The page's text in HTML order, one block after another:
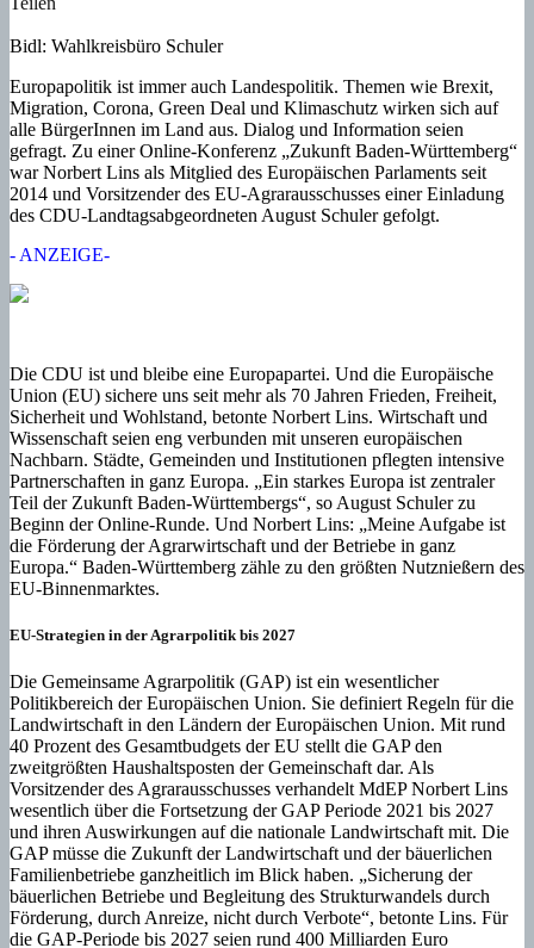
Bidl: Wahlkreisbüro Schuler
Europapolitik ist immer auch Landespolitik. Themen wie Brexit,
Migration, Corona, Green Deal und Klimaschutz wirken sich auf
alle BürgerInnen im Land aus. Dialog und Information seien
gefragt. Zu einer Online-Konferenz „Zukunft Baden-Württemberg“
war Norbert Lins als Mitglied des Europäischen Parlaments seit
2014 und Vorsitzender des EU-Agrarausschusses einer Einladung
des CDU-Landtagsabgeordneten August Schuler gefolgt.
- ANZEIGE-
Die CDU ist und bleibe eine Europapartei. Und die Europäische
Union (EU) sichere uns seit mehr als 70 Jahren Frieden, Freiheit,
Sicherheit und Wohlstand, betonte Norbert Lins. Wirtschaft und
Wissenschaft seien eng verbunden mit unseren europäischen
Nachbarn. Städte, Gemeinden und Institutionen pflegten intensive
Partnerschaften in ganz Europa. „Ein starkes Europa ist zentraler
Teil der Zukunft Baden-Württembergs“, so August Schuler zu
Beginn der Online-Runde. Und Norbert Lins: „Meine Aufgabe ist
die Förderung der Agrarwirtschaft und der Betriebe in ganz
Europa.“ Baden-Württemberg zähle zu den größten Nutznießern des
EU-Binnenmarktes.
EU-Strategien in der Agrarpolitik bis 2027
Die Gemeinsame Agrarpolitik (GAP) ist ein wesentlicher
Politikbereich der Europäischen Union. Sie definiert Regeln für die
Landwirtschaft in den Ländern der Europäischen Union. Mit rund
40 Prozent des Gesamtbudgets der EU stellt die GAP den
zweitgrößten Haushaltsposten der Gemeinschaft dar. Als
Vorsitzender des Agrarausschusses verhandelt MdEP Norbert Lins
wesentlich über die Fortsetzung der GAP Periode 2021 bis 2027
und ihren Auswirkungen auf die nationale Landwirtschaft mit. Die
GAP müsse die Zukunft der Landwirtschaft und der bäuerlichen
Familienbetriebe ganzheitlich im Blick haben. „Sicherung der
bäuerlichen Betriebe und Begleitung des Strukturwandels durch
Förderung, durch Anreize, nicht durch Verbote“, betonte Lins. Für
die GAP-Periode bis 2027 seien rund 400 Milliarden Euro